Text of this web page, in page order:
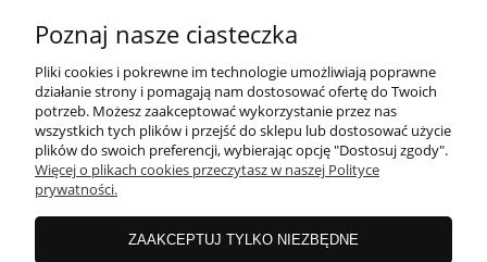
30-435 Kraków
POMOC
MOJE KONTO
Poznaj nasze ciasteczka
Pliki cookies i pokrewne im technologie umożliwiają poprawne
działanie strony i pomagają nam dostosować ofertę do Twoich
potrzeb. Możesz zaakceptować wykorzystanie przez nas
wszystkich tych plików i przejść do sklepu lub dostosować użycie
plików do swoich preferencji, wybierając opcję "Dostosuj zgody".
Więcej o plikach cookies przeczytasz w naszej Polityce
prywatności.
ZAAKCEPTUJ TYLKO NIEZBĘDNE